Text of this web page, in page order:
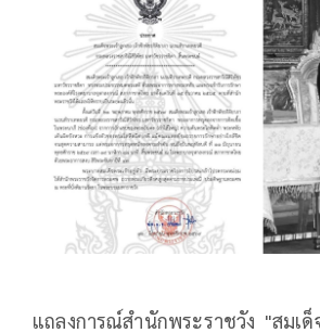
แถลงการณ์สำนักพระราชวัง "สมเด็